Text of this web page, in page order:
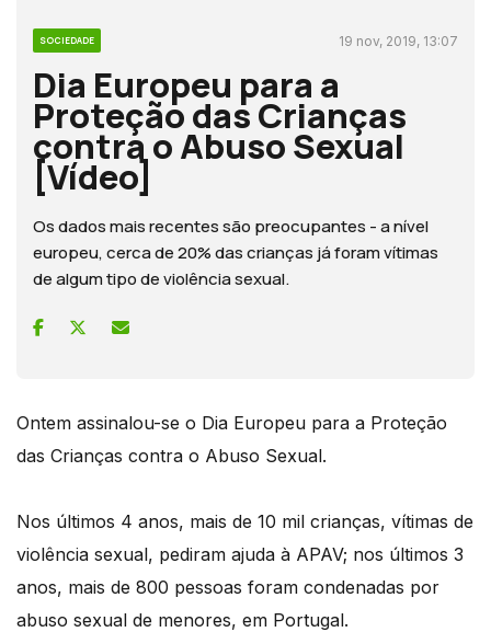
SOCIEDADE 19 nov, 2019, 13:07
Dia Europeu para a
Proteção das Crianças
contra o Abuso Sexual
[Vídeo]
Os dados mais recentes são preocupantes - a nível
europeu, cerca de 20% das crianças já foram vítimas
de algum tipo de violência sexual.
Ontem assinalou-se o Dia Europeu para a Proteção
das Crianças contra o Abuso Sexual.
Nos últimos 4 anos, mais de 10 mil crianças, vítimas de
violência sexual, pediram ajuda à APAV; nos últimos 3
anos, mais de 800 pessoas foram condenadas por
abuso sexual de menores, em Portugal.